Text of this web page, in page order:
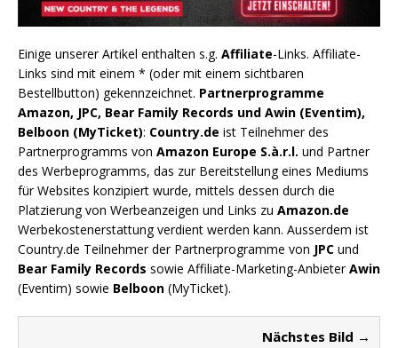
Einige unserer Artikel enthalten s.g. Affiliate-Links. Affiliate-
Links sind mit einem * (oder mit einem sichtbaren
Bestellbutton) gekennzeichnet. Partnerprogramme
Amazon, JPC, Bear Family Records und Awin (Eventim),
Belboon (MyTicket): Country.de ist Teilnehmer des
Partnerprogramms von Amazon Europe S.à.r.l. und Partner
des Werbeprogramms, das zur Bereitstellung eines Mediums
für Websites konzipiert wurde, mittels dessen durch die
Platzierung von Werbeanzeigen und Links zu Amazon.de
Werbekostenerstattung verdient werden kann. Ausserdem ist
Country.de Teilnehmer der Partnerprogramme von JPC und
Bear Family Records sowie Affiliate-Marketing-AnbieterAwin
(Eventim) sowie Belboon (MyTicket).
Nächstes Bild →